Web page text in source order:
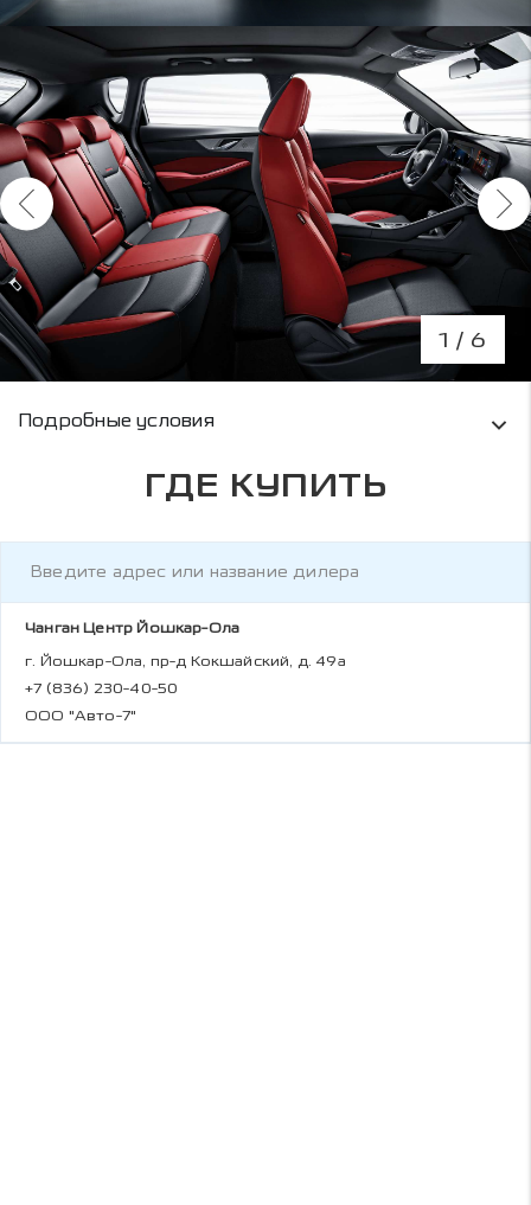
1 / 6
Условия кредитования и информация о
Подробные условия
ГДЕ КУПИТЬ
Чанган Центр Йошкар-Ола
г. Йошкар-Ола, пр-д Кокшайский, д. 49а
+7 (836) 230-40-50
ООО "Авто-7"